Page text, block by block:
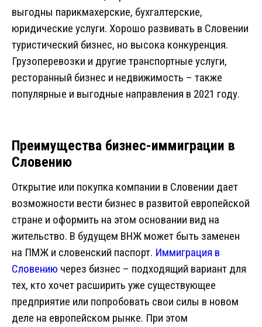
выгодны парикмахерские, бухгалтерские,
юридические услуги. Хорошо развивать в Словении
туристический бизнес, но высока конкуренция.
Грузоперевозки и другие транспортные услуги,
ресторанный бизнес и недвижимость – также
популярные и выгодные направления в 2021 году.
Преимущества бизнес-иммиграции в
Словению
Открытие или покупка компании в Словении дает
возможности вести бизнес в развитой европейской
стране и оформить на этом основании вид на
жительство. В будущем ВНЖ может быть заменен
на ПМЖ и словенский паспорт. Иммиграция в
Словению через бизнес – подходящий вариант для
тех, кто хочет расширить уже существующее
предприятие или попробовать свои силы в новом
деле на европейском рынке. При этом